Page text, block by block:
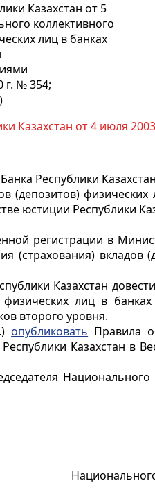
Казахстан от 5
коллективного
лиц в банках
г. № 354;
Казахстан от 4 июля
Республики
(депозитов)
юстиции Республики
регистрации в
(страхования) вкладов
Казахстан
лиц в
второго уровня.
опубликовать Правила
Казахстан в
Национального